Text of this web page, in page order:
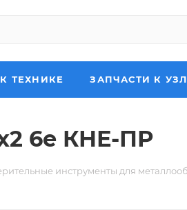
ТЕХНИКЕ ЗАПЧАСТИ К
6e КНЕ-ПР
инструменты для